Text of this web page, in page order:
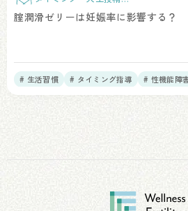
腟潤滑ゼリーは妊娠率に影響する？
# 生活習慣 # タイミング指導 # 性機能障